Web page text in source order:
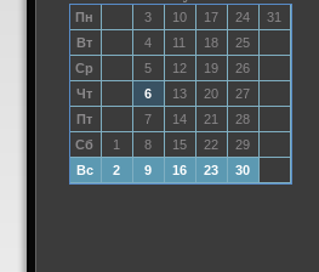
Пн 3 10 17 24
31
Вт
4 11 18
25
Ср
5 12 19
26
Чт
6 13 20
27
Пт
7 14 21
28
Сб
1 8 15 22
29
Вс
2 9 16 23 30